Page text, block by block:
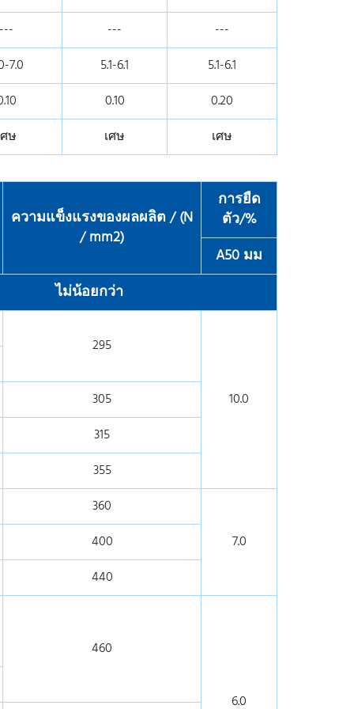
---
---
---
7.0
5.1-6.1
5.1-6.1
0.10
0.20
ษ
เศษ เศษ
ความแข็งแรงของผลผลิต / (N
/ mm2)
การยืด
ตัว/%
A50 มม
ไม่น้อยกว่า
295
10.0
305
315
355
360
7.0
400
440
460
6.0